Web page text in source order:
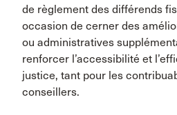
de règlement des différends
occasion de cerner des
ou administratives
renforcer l’accessibilité et
justice, tant pour les
conseillers.